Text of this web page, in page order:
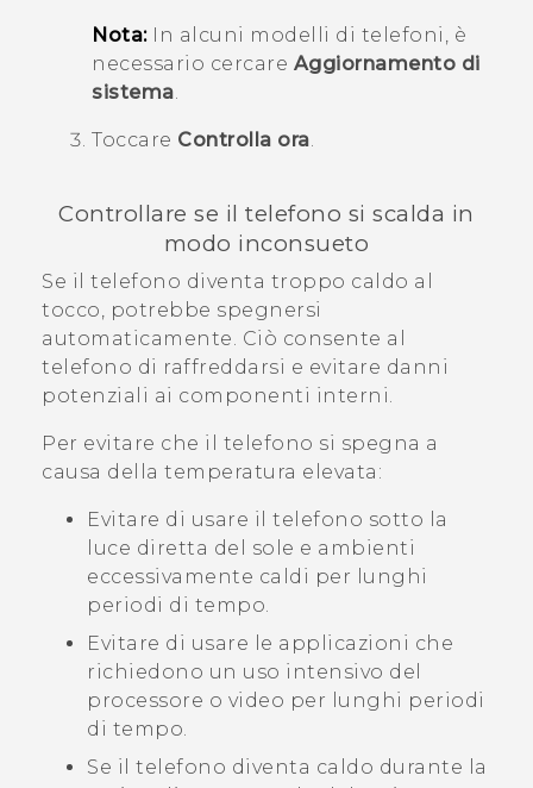
Nota:In alcuni modelli di telefoni, è
necessario cercare Aggiornamento di
sistema.
Toccare Controlla ora.
Controllare se il telefono si scalda in
modo inconsueto
Se il telefono diventa troppo caldo al
tocco, potrebbe spegnersi
automaticamente. Ciò consente al
telefono di raffreddarsi e evitare danni
potenziali ai componenti interni.
Per evitare che il telefono si spegna a
causa della temperatura elevata:
Evitare di usare il telefono sotto la
luce diretta del sole e ambienti
eccessivamente caldi per lunghi
periodi di tempo.
Evitare di usare le applicazioni che
richiedono un uso intensivo del
processore o video per lunghi periodi
di tempo.
Se il telefono diventa caldo durante la